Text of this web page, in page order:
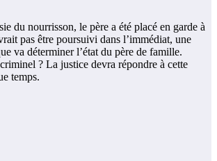
du nourrisson, le père a été placé en garde à
pas être poursuivi dans l’immédiat, une
va déterminer l’état du père de famille.
? La justice devra répondre à cette
temps.